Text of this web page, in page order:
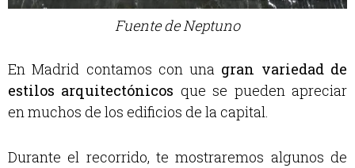
Fuente de Neptuno
En Madrid contamos con una gran variedad de
estilos arquitectónicos que se pueden apreciar
en muchos de los edificios de la capital.
Durante el recorrido, te mostraremos algunos de